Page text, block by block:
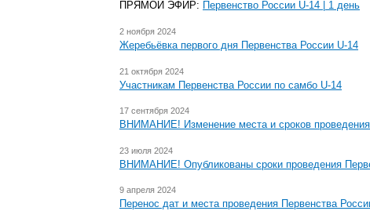
ПРЯМОЙ ЭФИР: Первенство России U-14 | 1 день
2 ноября 2024
Жеребьёвка первого дня Первенства России U-14
21 октября 2024
Участникам Первенства России по самбо U-14
17 сентября 2024
ВНИМАНИЕ! Изменение места и сроков
23 июля 2024
ВНИМАНИЕ! Опубликованы сроки проведения
9 апреля 2024
Перенос дат и места проведения Первенства